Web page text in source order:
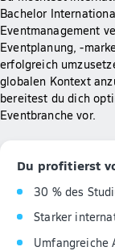
Bachelor
Eventmanagement
Eventplanung, -
erfolgreich
globalen Kontext
bereitest du dich
Eventbranche vor.
Du profitierst
30 % des
Starker
Umfangreiche